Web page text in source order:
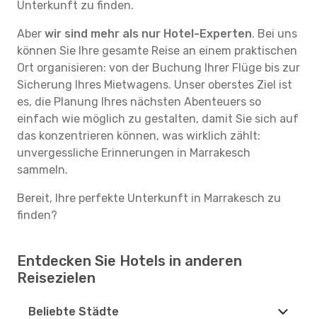
Unterkunft zu finden.
Aber wir sind mehr als nur Hotel-Experten. Bei uns
können Sie Ihre gesamte Reise an einem praktischen
Ort organisieren: von der Buchung Ihrer Flüge bis zur
Sicherung Ihres Mietwagens. Unser oberstes Ziel ist
es, die Planung Ihres nächsten Abenteuers so
einfach wie möglich zu gestalten, damit Sie sich auf
das konzentrieren können, was wirklich zählt:
unvergessliche Erinnerungen in Marrakesch
sammeln.
Bereit, Ihre perfekte Unterkunft in Marrakesch zu
finden?
Entdecken Sie Hotels in anderen
Reisezielen
Beliebte Städte